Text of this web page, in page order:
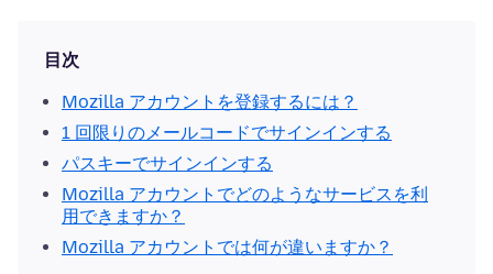
目次
Mozilla アカウントを登録するには？
1 回限りのメールコードでサインインする
パスキーでサインインする
Mozilla アカウントでどのようなサービスを利
用できますか？
Mozilla アカウントでは何が違いますか？